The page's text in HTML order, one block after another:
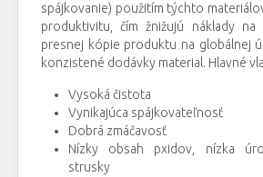
spájkovanie) použitím týchto
produktivitu, čím žnižujú náklady na
presnej kópie produktu na globálnej
konzistené dodávky material. Hlavné
Vysoká čistota
Vynikajúca spájkovateľnosť
Dobrá zmáčavosť
Nízky obsah pxidov, nízka
strusky